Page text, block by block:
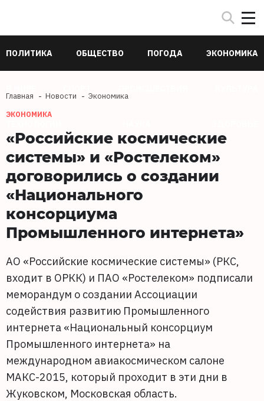
ПОЛИТИКА ОБЩЕСТВО ПОГОДА ЭКОНОМИКА
Главная Новости Экономика
ЭКОНОМИКА
«Российские космические
системы» и «Ростелеком»
договорились о создании
«Национального
консорциума
Промышленного интернета»
АО «Российские космические системы» (РКС,
входит в ОРКК) и ПАО «Ростелеком» подписали
меморандум о создании Ассоциации
содействия развитию Промышленного
интернета «Национальный консорциум
Промышленного интернета» на
международном авиакосмическом салоне
МАКС-2015, который проходит в эти дни в
Жуковском, Московская область.